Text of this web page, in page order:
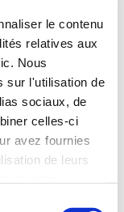
le contenu
relatives aux
Nous
sur l'utilisation de
sociaux, de
celles-ci
avez fournies
de leurs
de
entre ces
la